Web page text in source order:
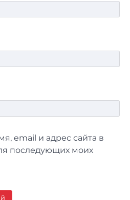
email и адрес сайта в
последующих моих